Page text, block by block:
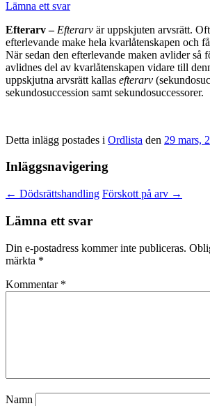
Lämna ett svar
Efterarv – Efterarv är uppskjuten arvsrätt.
efterlevande make hela kvarlåtenskapen och
När sedan den efterlevande maken avlider så
avlidnes del av kvarlåtenskapen vidare till
uppskjutna arvsrätt kallas efterarv
sekundosuccession samt sekundosuccessorer.
Detta inlägg postades i Ordlista den 29 mars,
Inläggsnavigering
← Dödsrättshandling Förskott på arv →
Lämna ett svar
Din e-postadress kommer inte publiceras.
märkta *
Kommentar *
Namn